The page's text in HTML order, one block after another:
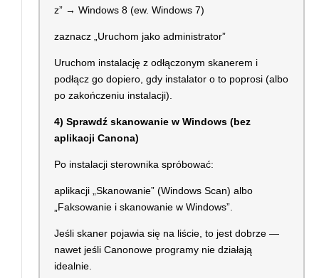
z” → Windows 8 (ew. Windows 7)
zaznacz „Uruchom jako administrator”
Uruchom instalację z odłączonym skanerem i
podłącz go dopiero, gdy instalator o to poprosi (albo
po zakończeniu instalacji).
4) Sprawdź skanowanie w Windows (bez
aplikacji Canona)
Po instalacji sterownika spróbować:
aplikacji „Skanowanie” (Windows Scan) albo
„Faksowanie i skanowanie w Windows”.
Jeśli skaner pojawia się na liście, to jest dobrze —
nawet jeśli Canonowe programy nie działają
idealnie.